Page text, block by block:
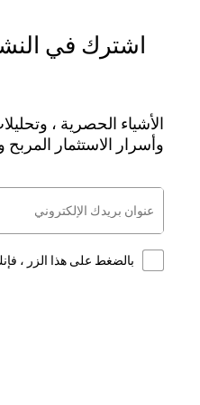
اشترك في
الأشياء الحصرية ،
وأسرار الاستثمار
بالضغط على هذا الزر ،